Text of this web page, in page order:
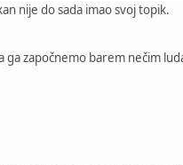
nije do sada imao svoj topik.
ga započnemo barem nečim